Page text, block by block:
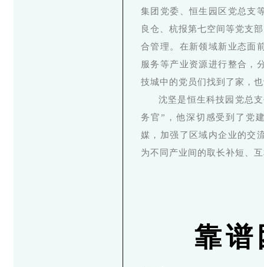
集团党委、恒生园区党总支
良仓、杭报第七空间等党支
合管理。在新领域新业态面
服务等产业资源进行整合，
技城中的党员们找到了家，
沈坚是恒生科技园党总
务官”，他深切感受到了党
媒，加强了区域内企业的交
为不同产业间的取长补短、
靠谱